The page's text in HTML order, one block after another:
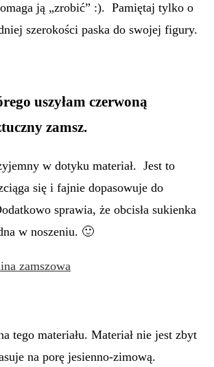
ją „zrobić” :). Pamiętaj tylko o
szerokości paska do swojej figury.
uszyłam czerwoną
zamsz.
w dotyku materiał. Jest to
się i fajnie dopasowuje do
sprawia, że obcisła sukienka
w noszeniu. 🙂
tego materiału. Materiał nie jest zbyt
na porę jesienno-zimową.